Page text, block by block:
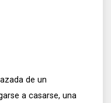
de un
a casarse, una